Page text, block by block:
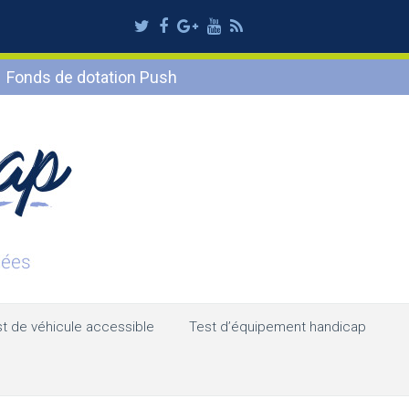
Twitter
Facebook
Google
Plus
Youtube
RSS
Fonds de dotation Push
de véhicule accessible Test d’équipement handicap